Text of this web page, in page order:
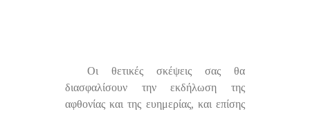
Οι θετικές σκέψεις σας θα
διασφαλίσουν την εκδήλωση της
αφθονίας και της ευημερίας, και επίσης